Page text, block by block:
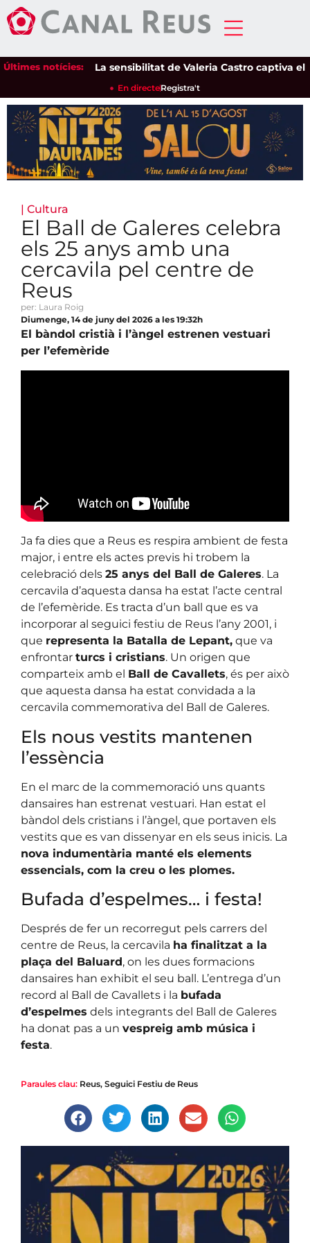
Últimes notícies:La sensibilitat de Valeria Castro captiva el
En directeRegistra't
| Cultura
El Ball de Galeres celebra
els 25 anys amb una
cercavila pel centre de
Reus
per: Laura Roig
Diumenge, 14 de juny del 2026 a les 19:32h
El bàndol cristià i l’àngel estrenen vestuari
per l’efemèride
Ja fa dies que a Reus es respira ambient de festa
major, i entre els actes previs hi trobem la
celebració dels 25 anys del Ball de Galeres. La
cercavila d’aquesta dansa ha estat l’acte central
de l’efemèride. Es tracta d’un ball que es va
incorporar al seguici festiu de Reus l’any 2001, i
que representa la Batalla de Lepant, que va
enfrontar turcs i cristians. Un origen que
comparteix amb el Ball de Cavallets, és per això
que aquesta dansa ha estat convidada a la
cercavila commemorativa del Ball de Galeres.
Els nous vestits mantenen
l’essència
En el marc de la commemoració uns quants
dansaires han estrenat vestuari. Han estat el
bàndol dels cristians i l’àngel, que portaven els
vestits que es van dissenyar en els seus inicis. La
nova indumentària manté els elements
essencials, com la creu o les plomes.
Bufada d’espelmes… i festa!
Després de fer un recorregut pels carrers del
centre de Reus, la cercavila ha finalitzat a la
plaça del Baluard, on les dues formacions
dansaires han exhibit el seu ball. L’entrega d’un
record al Ball de Cavallets i la bufada
d’espelmes dels integrants del Ball de Galeres
ha donat pas a un vespreig amb música i
festa.
Paraules clau: Reus, Seguici Festiu de Reus